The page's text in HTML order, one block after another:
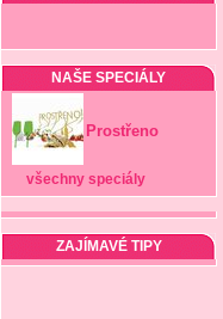
NAŠE SPECIÁLY
Prostřeno
všechny speciály
ZAJÍMAVÉ TIPY